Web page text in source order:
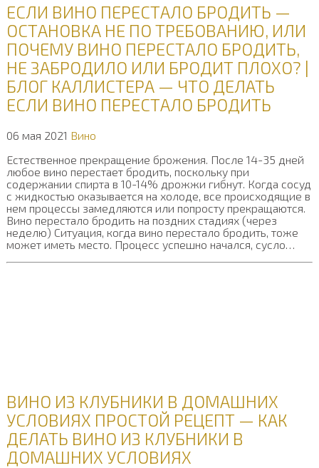
ЕСЛИ ВИНО ПЕРЕСТАЛО БРОДИТЬ —
ОСТАНОВКА НЕ ПО ТРЕБОВАНИЮ, ИЛИ
ПОЧЕМУ ВИНО ПЕРЕСТАЛО БРОДИТЬ,
НЕ ЗАБРОДИЛО ИЛИ БРОДИТ ПЛОХО? |
БЛОГ КАЛЛИСТЕРА — ЧТО ДЕЛАТЬ
ЕСЛИ ВИНО ПЕРЕСТАЛО БРОДИТЬ
06 мая 2021 Вино
Естественное прекращение брожения. После 14-35 дней
любое вино перестает бродить, поскольку при
содержании спирта в 10-14% дрожжи гибнут. Когда сосуд
с жидкостью оказывается на холоде, все происходящие в
нем процессы замедляются или попросту прекращаются.
Вино перестало бродить на поздних стадиях (через
неделю) Ситуация, когда вино перестало бродить, тоже
может иметь место. Процесс успешно начался, сусло…
ВИНО ИЗ КЛУБНИКИ В ДОМАШНИХ
УСЛОВИЯХ ПРОСТОЙ РЕЦЕПТ — КАК
ДЕЛАТЬ ВИНО ИЗ КЛУБНИКИ В
ДОМАШНИХ УСЛОВИЯХ